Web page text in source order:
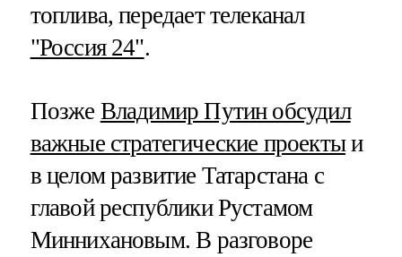
топлива, передает телеканал
"Россия 24".
Позже Владимир Путин обсудил
важные стратегические проектыи
в целом развитие Татарстана с
главой республики Рустамом
Миннихановым. В разговоре